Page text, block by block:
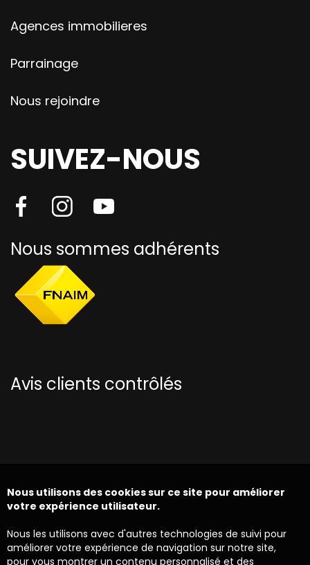
Agences immobilieres
Parrainage
Nous rejoindre
SUIVEZ-NOUS
Nous sommes adhérents
Avis clients contrôlés
Nous utilisons des cookies sur ce site pour améliorer
votre expérience utilisateur.
Nous les utilisons avec d'autres technologies de suivi pour
améliorer votre expérience de navigation sur notre site,
pour vous montrer un contenu personnalisé et des